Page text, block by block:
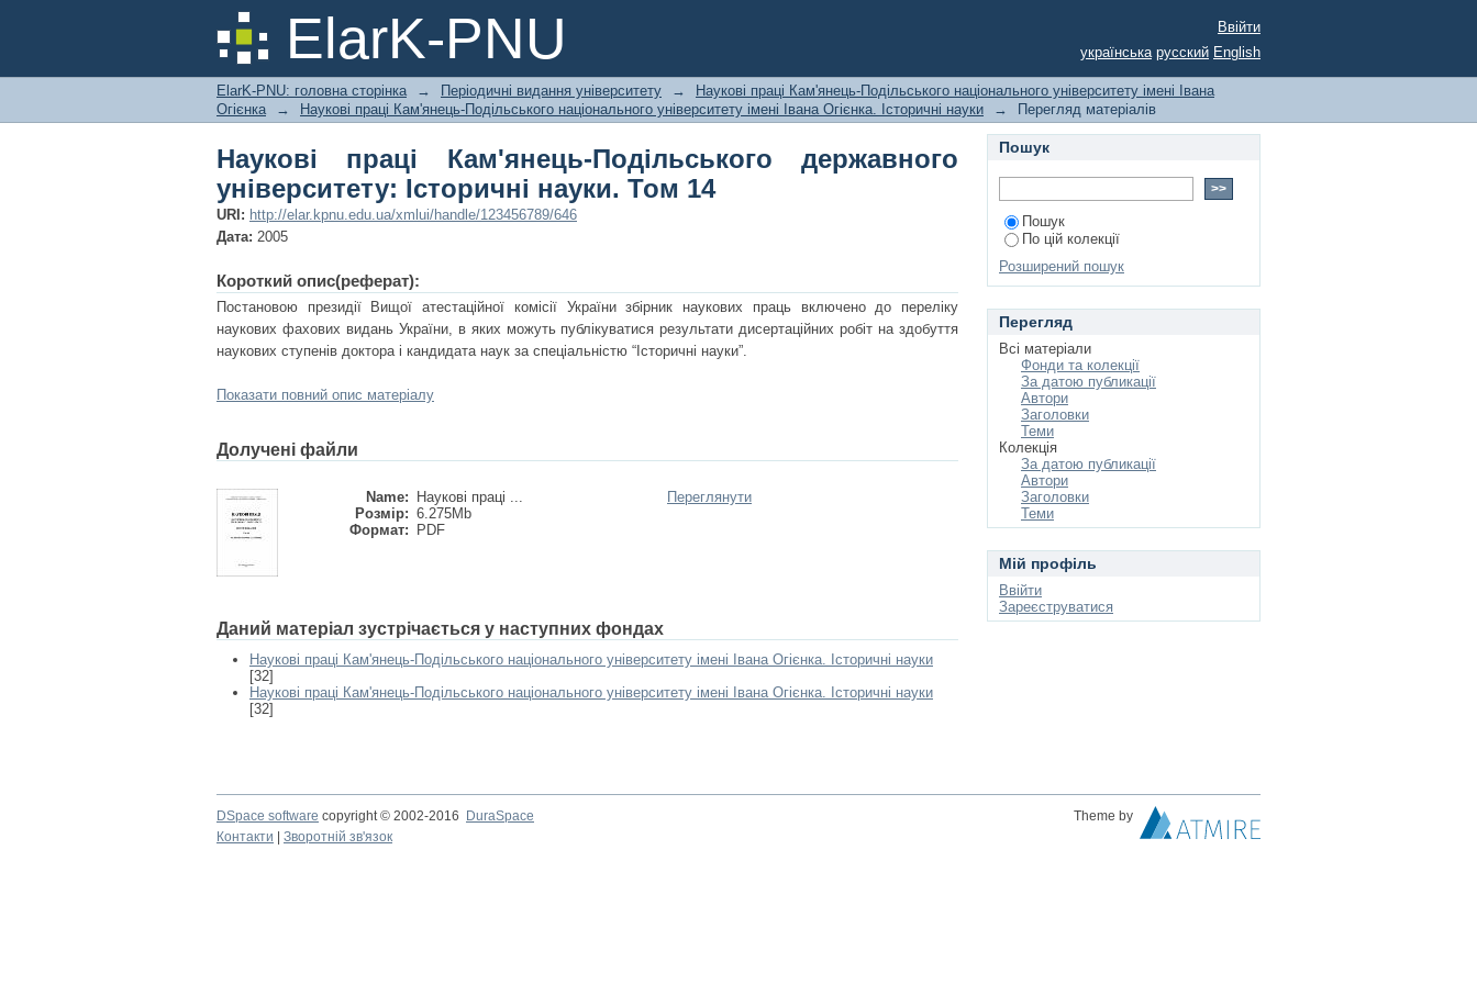
ElarK-PNU
Наукові праці Кам'янець-Подільського державного університету: Історичні
науки. Том 14
Ввійти
українська русский English
ElarK-PNU: головна сторінка → Періодичні видання університету →
Наукові праці Кам'янець-Подільського національного університету імені Івана
Огієнка
→ Наукові праці Кам'янець-Подільського національного університету імені Івана Огієнка. Історичні науки → Перегляд матеріалів
Наукові праці Кам'янець-Подільського державного
університету: Історичні науки. Том 14
URI: http://elar.kpnu.edu.ua/xmlui/handle/123456789/646
Дата: 2005
Короткий опис(реферат):
Постановою президії Вищої атестаційної комісії України збірник наукових праць включено до переліку
наукових фахових видань України, в яких можуть публікуватися результати дисертаційних робіт на здобуття
наукових ступенів доктора і кандидата наук за спеціальністю “Історичні науки”.
Показати повний опис матеріалу
Долучені файли
Name:
Наукові праці ...
Розмір: 6.275Mb
Формат:
PDF
Переглянути
Даний матеріал зустрічається у наступних фондах
Наукові праці Кам'янець-Подільського національного університету імені Івана Огієнка. Історичні науки
[32]
Наукові праці Кам'янець-Подільського національного університету імені Івана Огієнка. Історичні науки
[32]
Пошук
Пошук
По цій колекції
Розширений пошук
Перегляд
Всі матеріали
Фонди та колекції
За датою публикації
Автори
Заголовки
Теми
Колекція
За датою публикації
Автори
Заголовки
Теми
Мій профіль
Ввійти
Зареєструватися
DSpace software copyright © 2002-2016 DuraSpace
Theme by
Контакти
Зворотній зв'язок